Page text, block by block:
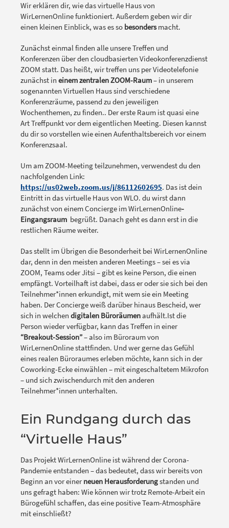
Wir erklären dir, wie das virtuelle Haus von
WirLernenOnline funktioniert. Außerdem geben wir dir
einen kleinen Einblick, was es so besondersmacht.
Zunächst einmal finden alle unsere Treffen und
Konferenzen über den cloudbasierten Videokonferenzdienst
ZOOM statt. Das heißt, wir treffen uns per Videotelefonie
zunächst in einem zentralen ZOOM-Raum– in unserem
sogenannten Virtuellen Haus sind verschiedene
Konferenzräume, passend zu den jeweiligen
Wochenthemen, zu finden.. Der erste Raum ist quasi eine
Art Treffpunkt vor dem eigentlichen Meeting. Diesen kannst
du dir so vorstellen wie einen Aufenthaltsbereich vor einem
Konferenzsaal.
Um am ZOOM-Meeting teilzunehmen, verwendest du den
nachfolgenden Link:
https://us02web.zoom.us/j/86112602695. Das ist dein
Eintritt in das virtuelle Haus von WLO. du wirst dann
zunächst von einem Concierge im WirLernenOnline-
Eingangsraum begrüßt. Danach geht es dann erst in die
restlichen Räume weiter.
Das stellt im Übrigen die Besonderheit bei WirLernenOnline
dar, denn in den meisten anderen Meetings – sei es via
ZOOM, Teams oder Jitsi – gibt es keine Person, die einen
empfängt. Vorteilhaft ist dabei, dass er oder sie sich bei den
Teilnehmer*innen erkundigt, mit wem sie ein Meeting
haben. Der Concierge weiß darüber hinaus Bescheid, wer
sich in welchen digitalen Büroräumenaufhält.Ist die
Person wieder verfügbar, kann das Treffen in einer
“Breakout-Session”– also im Büroraum von
WirLernenOnline stattfinden. Und wer gerne das Gefühl
eines realen Büroraumes erleben möchte, kann sich in der
Coworking-Ecke einwählen – mit eingeschaltetem Mikrofon
– und sich zwischendurch mit den anderen
Teilnehmer*innen unterhalten.
Ein Rundgang durch das
“Virtuelle Haus”
Das Projekt WirLernenOnline ist während der Corona-
Pandemie entstanden – das bedeutet, dass wir bereits von
Beginn an vor einerneuen Herausforderungstanden und
uns gefragt haben: Wie können wir trotz Remote-Arbeit ein
Bürogefühl schaffen, das eine positive Team-Atmosphäre
mit einschließt?